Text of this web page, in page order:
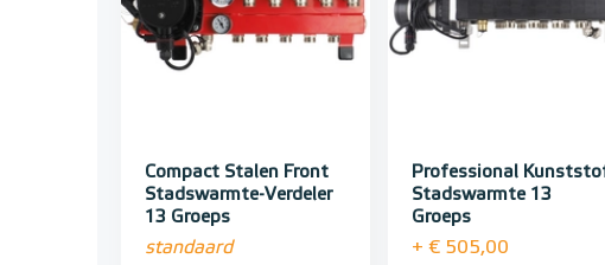
Compact Stalen Front
Stadswarmte-Verdeler
13 Groeps
standaard
Professional
Stadswarmte 13
Groeps
+ € 505,00